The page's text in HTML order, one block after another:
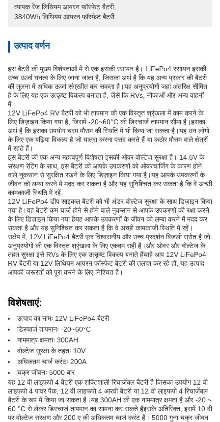
व्यापक रेंज लिथियम आयरन फॉस्फेट बैटरी,
3840Wh लिथियम आयरन फॉस्फेट बैटरी
उत्पाद वर्णन
इस बैटरी की मुख्य विशेषताओं में से एक इसकी रसायन है। LiFePo4 रसायन इसकी
उच्च ऊर्जा घनत्व के लिए जाना जाता है, जिसका अर्थ है कि यह अन्य प्रकार की बैटरी
की तुलना में अधिक ऊर्जा संग्रहीत कर सकता है।यह अनुप्रयोगों जहां अंतरिक्ष सीमित
है के लिए यह एक उत्कृष्ट विकल्प बनाता है, जैसे कि RVs, नौकाओं और अन्य वाहनों
में।
12V LiFePo4 RV बैटरी को भी तापमान की एक विस्तृत श्रृंखला में काम करने के
लिए डिज़ाइन किया गया है, जिसमें -20~60°C की डिस्चार्ज तापमान सीमा है।इसका
अर्थ है कि इसका उपयोग चरम मौसम की स्थिति में भी किया जा सकता है।यह उन लोगों
के लिए एक बढ़िया विकल्प है जो यात्रा करना पसंद करते हैं या कठोर मौसम वाले क्षेत्रों
में रहते हैं।
इस बैटरी की एक अन्य महत्वपूर्ण विशेषता इसकी ओवर वोल्टेज सुरक्षा है। 14.6V के
संरक्षण रेटिंग के साथ, इस बैटरी को आपके उपकरणों को ओवरचार्जिंग के कारण होने
वाले नुकसान से सुरक्षित रखने के लिए डिज़ाइन किया गया है।यह आपके उपकरणों के
जीवन को लम्बा करने में मदद कर सकता है और यह सुनिश्चित कर सकता है कि वे अच्छी
कामकाजी स्थिति में रहें.
12V LiFePo4 डीप साइकल बैटरी को भी अंडर वोल्टेज सुरक्षा के साथ डिज़ाइन किया
गया है।यह बैटरी कम चार्ज होने से होने वाले नुकसान से आपके उपकरणों की रक्षा करने
के लिए डिज़ाइन किया गया हैयह आपके उपकरणों के जीवन को लम्बा करने में मदद कर
सकता है और यह सुनिश्चित कर सकता है कि वे अच्छी कामकाजी स्थिति में रहें।
संक्षेप में, 12V LiFePo4 बैटरी एक विश्वसनीय और उच्च प्रदर्शन बिजली स्रोत है जो
अनुप्रयोगों की एक विस्तृत श्रृंखला के लिए एकदम सही है।और ओवर और वोल्टेज के
तहत सुरक्षा इसे RVs के लिए एक उत्कृष्ट विकल्प बनाते हैंचाहे आप 12V LiFePo4
RV बैटरी या 12V लिथियम आयरन फॉस्फेट बैटरी की तलाश कर रहे हों, यह उत्पाद
आपकी जरूरतों को पूरा करने के लिए निश्चित है।
विशेषताएं:
उत्पाद का नामः 12V LiFePo4 बैटरी
डिस्चार्ज तापमानः -20~60°C
नाममात्र क्षमताः 300AH
वोल्टेज सुरक्षा के तहतः 10V
अधिकतम चार्ज करंटः 200A
चक्र जीवनः 5000 बार
यह 12 वी लाइफपो 4 बैटरी एक शक्तिशाली रिचार्जेबल बैटरी है जिसका उपयोग 12 वी
लाइफपो 4 पावर पैक, 12 वी लाइफपो 4 आरवी बैटरी या 12 वी लाइफपो 4 रिचार्जेबल
बैटरी के रूप में किया जा सकता है।यह 300AH की एक नाममात्र क्षमता है और -20 ~
60 °C से लेकर डिस्चार्ज तापमान का सामना कर सकते हैंइसके अतिरिक्त, इसमें 10 वी
पर वोल्टेज संरक्षण और 200 ए की अधिकतम चार्ज करंट है। 5000 गुना चक्र जीवन